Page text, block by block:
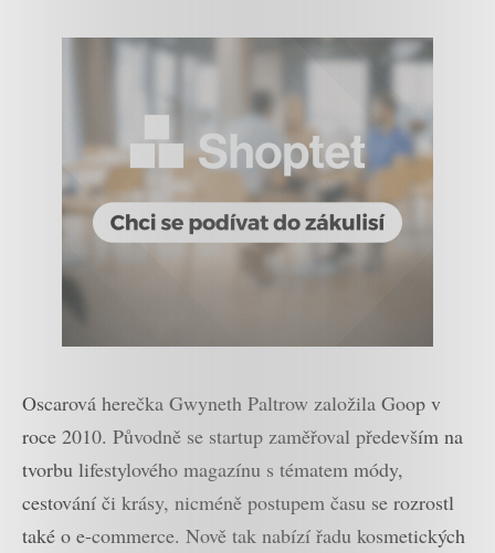
Oscarová herečka Gwyneth Paltrow založila Goop v
roce 2010. Původně se startup zaměřoval především na
tvorbu lifestylového magazínu s tématem módy,
cestování či krásy, nicméně postupem času se rozrostl
také o e-commerce. Nově tak nabízí řadu kosmetických